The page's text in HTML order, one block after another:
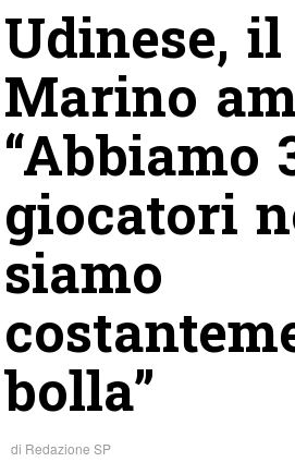
Udinese, il
Marino
“Abbiamo
giocatori
siamo
bolla”
di Redazione SP